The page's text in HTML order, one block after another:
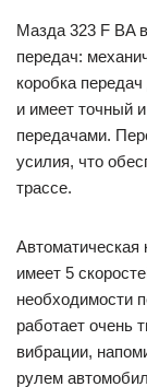
Мазда 323 F BA
передач:
коробка
и имеет точный
передачами.
усилия, что
трассе.
Автоматическая
имеет 5
необходимости
работает очень
вибрации,
рулем